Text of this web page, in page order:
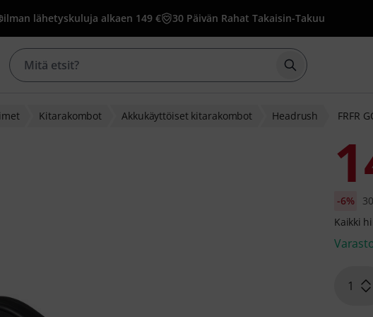
ilman lähetyskuluja alkaen 149 € 30 Päivän Rahat Takaisin-Takuu
Aloita haku
Kitarakombot Akkukäyttöiset kitarakombot Headrush FRFR
-6%
Kaikki
1